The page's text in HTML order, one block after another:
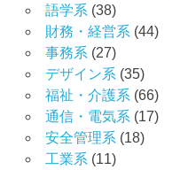
語学系 (38)
財務・経営系 (44)
事務系 (27)
デザイン系 (35)
福祉・介護系 (66)
通信・電気系 (17)
安全管理系 (18)
工業系 (11)